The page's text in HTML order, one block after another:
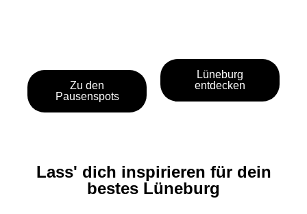
Zu den
Pausenspots
Lüneburg
entdecken
Lass' dich inspirieren für dein
bestes Lüneburg